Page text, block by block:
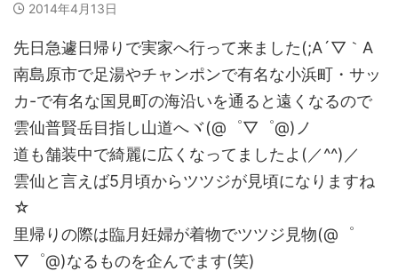
2014年4月13日
先日急遽日帰りで実家へ行って来ました(;A´▽｀A
南島原市で足湯やチャンポンで有名な小浜町・サッ
カ-で有名な国見町の海沿いを通ると遠くなるので
雲仙普賢岳目指し山道へヾ(@゜▽゜@)ノ
道も舗装中で綺麗に広くなってましたよ(／^^)／
雲仙と言えば5月頃からツツジが見頃になりますね
☆
里帰りの際は臨月妊婦が着物でツツジ見物(@゜
▽゜@)なるものを企んでます(笑)